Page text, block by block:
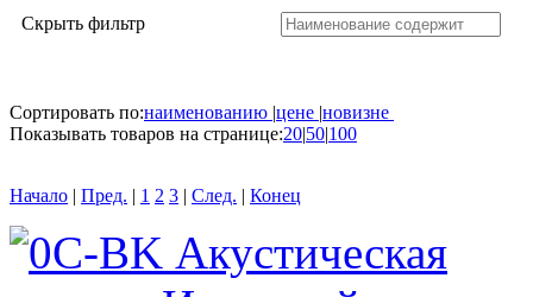
Скрыть фильтр
Сортировать по:наименованию |цене |новизне
Показывать товаров на странице:20|50|100
Начало | Пред. | 1 2 3 | След. | Конец